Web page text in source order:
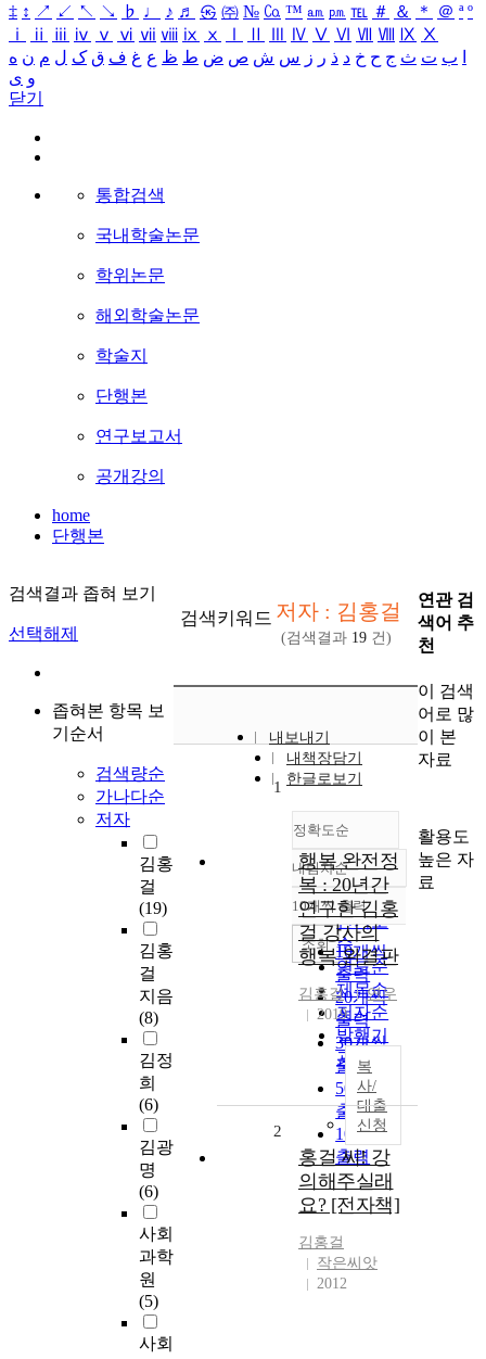
‡ ↕ ↗ ↙ ↖ ↘ ♭ ♩ ♪ ♬ ㉿ ㈜ № ㏇ ™ ㏂ ㏘ ℡ ＃ ＆ ＊ ＠ ª º
ⅰ
ⅱ ⅲ ⅳ ⅴ ⅵ ⅶ ⅷ ⅸ ⅹ Ⅳ Ⅴ Ⅵ Ⅶ Ⅷ Ⅸ Ⅹ
ب ت ث ج ح خ د ذ ر ز س ش ص ض ط ظ ع غ ف ق ک ل م ن ه
و ی
닫기
통합검색
국내학술논문
학위논문
해외학술논문
학술지
단행본
연구보고서
공개강의
home
단행본
검색결과 좁혀 보기
선택해제
좁혀본 항목 보
기순서
검색량순
가나다순
저자
김홍
걸
(19)
김홍
걸
지음
(8)
김정
희
(6)
김광
명
(6)
사회
과학
원
(5)
사회
검색키워드 저자 : 김홍걸
(검색결과 19 건)
내보내기
내책장담기
한글로보기
정확도순
정확도
순
인기도
순
연도순
제목순
저자순
발행기
관순
내림차순
내림차순
10개씩 출력
10개씩
출력
20개씩
출력
30개씩
출력
50개씩
출력
100개씩
출력
조회
1
행복 완전정
복 : 20년간
연구한 김홍
걸 강사의
행복 완결판
김홍걸
연우
2019
복
사/
대출
신청
2
홍걸 씨! 강
의해주실래
요? [전자책]
김홍걸
작은씨앗
2012
연관 검
색어 추
천
이 검색
어로 많
이 본
자료
활용도
높은 자
료